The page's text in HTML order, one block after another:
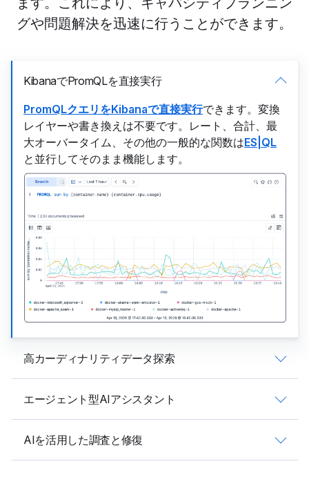
グや問題解決を迅速に行うことができます。
KibanaでPromQLを直接実行
PromQLクエリをKibanaで直接実行できます。変換
レイヤーや書き換えは不要です。レート、合計、最
大オーバータイム、その他の一般的な関数はES|QL
と並行してそのまま機能します。
高カーディナリティデータ探索
エージェント型AIアシスタント
AIを活用した調査と修復